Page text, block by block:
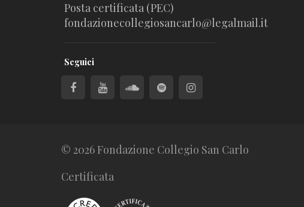
Posta certificata (PEC)
fondazionecollegiosancarlo@legalmail.it
Seguici
© 2026 Fondazione Collegio San Carlo
Certificata